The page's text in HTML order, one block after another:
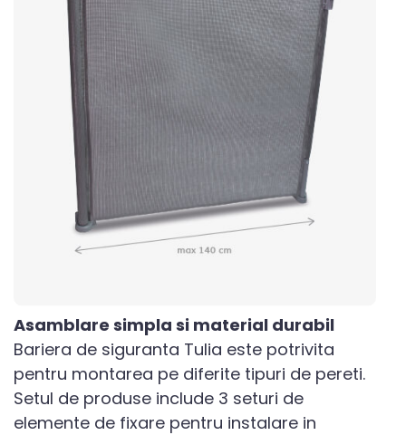
Asamblare simpla si material durabil
Bariera de siguranta Tulia este potrivita
pentru montarea pe diferite tipuri de pereti.
Setul de produse include 3 seturi de
elemente de fixare pentru instalare in